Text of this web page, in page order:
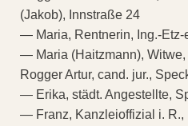
(Jakob), Innstraße 24
— Maria, Rentnerin, Ing.-Etz-
— Maria (Haitzmann), Witwe,
Rogger Artur, cand. jur.,
— Erika, städt. Angestellte,
— Franz, Kanzleioffizial i. R.,